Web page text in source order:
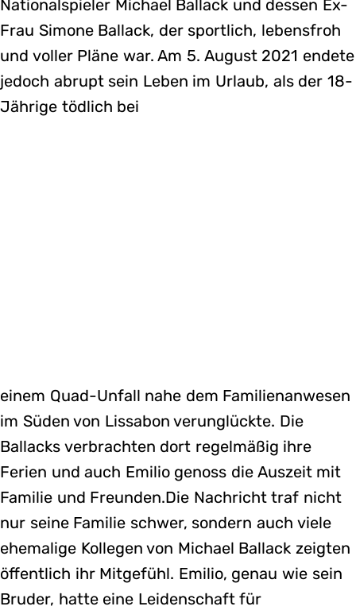
Nationalspieler Michael Ballack und dessen Ex-
Frau Simone Ballack, der sportlich, lebensfroh
und voller Pläne war. Am 5. August 2021 endete
jedoch abrupt sein Leben im Urlaub, als der 18-
Jährige tödlich bei
einem Quad-Unfall nahe dem Familienanwesen
im Süden von Lissabon verunglückte. Die
Ballacks verbrachten dort regelmäßig ihre
Ferien und auch Emilio genoss die Auszeit mit
Familie und Freunden.Die Nachricht traf nicht
nur seine Familie schwer, sondern auch viele
ehemalige Kollegen von Michael Ballack zeigten
öffentlich ihr Mitgefühl. Emilio, genau wie sein
Bruder, hatte eine Leidenschaft für